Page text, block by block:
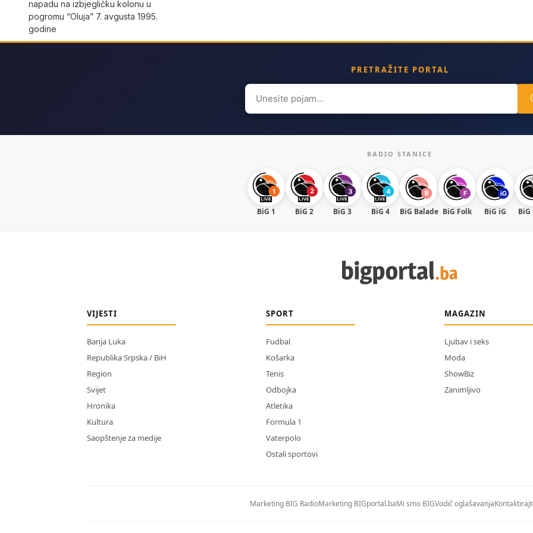
napadu na izbjegličku kolonu u
pogromu “Oluja” 7. avgusta 1995.
godine
PRETRAŽITE PORTAL
Search
for:
RADIO STANICE
BiG 1 BiG 2 BiG 3 BiG 4 BiG Balade BiG Folk BiG iG BiG
VIJESTI
Banja Luka
Republika Srpska / BiH
Region
Svijet
Hronika
Kultura
Saopštenje za medije
SPORT
Fudbal
Košarka
Tenis
Odbojka
Atletika
Formula 1
Vaterpolo
Ostali sportovi
MAGAZIN
Ljubav i seks
Moda
ShowBiz
Zanimljivo
Marketing BIG RadioMarketing BIGportal.baMi smo BIGVodič oglašavanja